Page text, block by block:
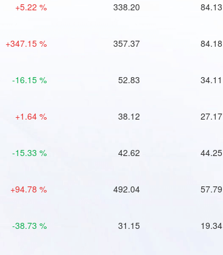
+5.22 % 338.20 84.13
+347.15 % 357.37 84.18
-16.15 % 52.83 34.11
+1.64 % 38.12 27.17
-15.33 % 42.62 44.25
+94.78 % 492.04 57.79
-38.73 % 31.15 19.34